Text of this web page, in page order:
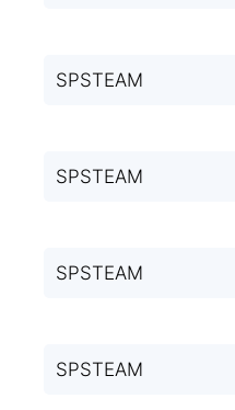
SPSTEAM
SPSTEAM
SPSTEAM
SPSTEAM